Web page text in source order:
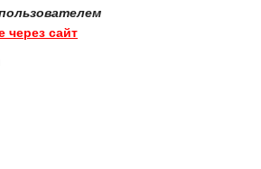
через сайт